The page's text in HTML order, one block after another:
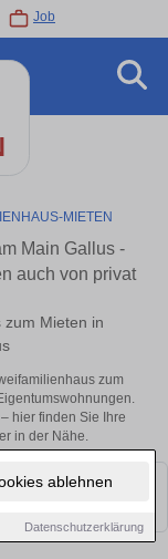
ablehnen
Datenschutzerklärung
Job
MIETEN
Main Gallus -
auch von privat
zum Mieten in
zum
hier finden Sie Ihre
in der Nähe.
finden. Schauen Sie